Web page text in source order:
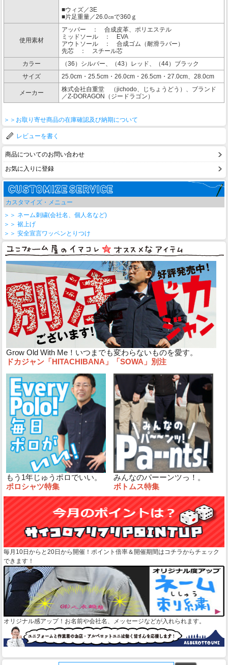
■ウィズ／3E
■片足重量／26.0㎝で360ｇ
使用素材
アッパー ： 合成皮革、ポリエステル
ミッドソール ： EVA
アウトソール ： 合成ゴム（耐滑ラバー）
先芯 ： スチール芯
カラー
（36）シルバー、（43）レッド、（44）ブラック
サイズ
25.0cm・25.5cm・26.0cm・26.5cm・27.0cm、28.0cm
メーカー
株式会社自重堂 （jichodo、じちょうどう）、ブランド
／Z-DORAGON（ジードラゴン）
＞＞お取り寄せ商品の在庫確認及び納期について
レビューを書く
商品についてのお問い合わせ
お気に入りに登録
カスタマイズ・メニュー
＞＞ ネーム刺繍(会社名、個人名など)
＞＞ 裾上げ
＞＞ 安全宣言ワッペンとりつけ
Grow Old With Me！いつまでも変わらないものを愛す。
ドカジャン「HITACHIBANA」「SOWA」別注
もう1年じゅうポロでいい。
ポロシャツ特集
みんなのパーーンツっ！。
ボトムス特集
毎月10日からと20日から開催！ポイント倍率＆開催期間はコチラからチェック
できます！
オリジナル感アップ！お名前や会社名、メッセージなどが入れられます。